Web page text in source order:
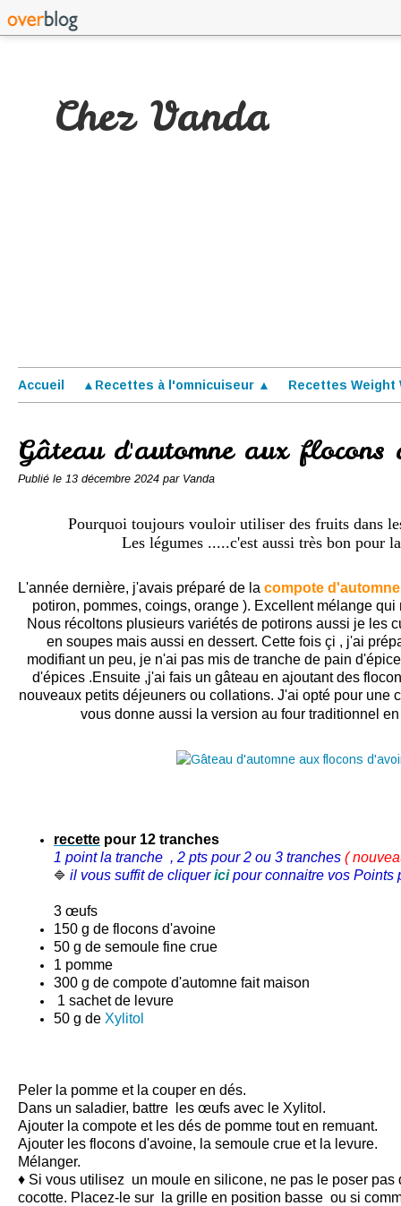
Chez Vanda
Accueil ▲Recettes à l'omnicuiseur ▲ Recettes Weight
Gâteau d'automne aux flocons
Publié le 13 décembre 2024 par Vanda
Pourquoi toujours vouloir utiliser des fruits dans
Les légumes .....c'est aussi très bon pour
L'année dernière, j'avais préparé de la compote
potiron, pommes, coings, orange ). Excellent mélange
Nous récoltons plusieurs variétés de potirons aussi je les
en soupes mais aussi en dessert. Cette fois çi , j'ai
modifiant un peu, je n'ai pas mis de tranche de pain
d'épices .Ensuite ,j'ai fais un gâteau en ajoutant des
nouveaux petits déjeuners ou collations. J'ai opté pour une
vous donne aussi la version au four traditionnel
recette pour 12 tranches
1 point la tranche , 2 pts pour 2 ou 3 tranches (
🔷 il vous suffit de cliquer ici pour connaitre vos Points
3 œufs
150 g de flocons d'avoine
50 g de semoule fine crue
1 pomme
300 g de compote d'automne fait maison
1 sachet de levure
50 g de Xylitol
Peler la pomme et la couper en dés.
Dans un saladier, battre les œufs avec le Xylitol .
Ajouter la compote et les dés de pomme tout en remuant.
Ajouter les flocons d'avoine, la semoule crue et la levure.
Mélanger.
♦ Si vous utilisez un moule en silicone, ne pas le poser pas
cocotte. Placez-le sur la grille en position basse ou si